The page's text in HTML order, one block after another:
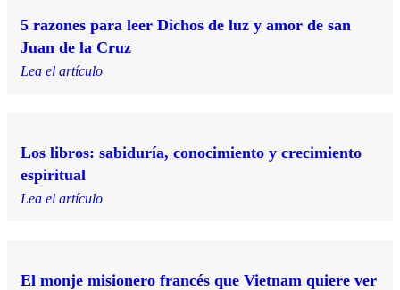
5 razones para leer Dichos de luz y amor de san
Juan de la Cruz
Lea el artículo
Los libros: sabiduría, conocimiento y crecimiento
espiritual
Lea el artículo
El monje misionero francés que Vietnam quiere ver